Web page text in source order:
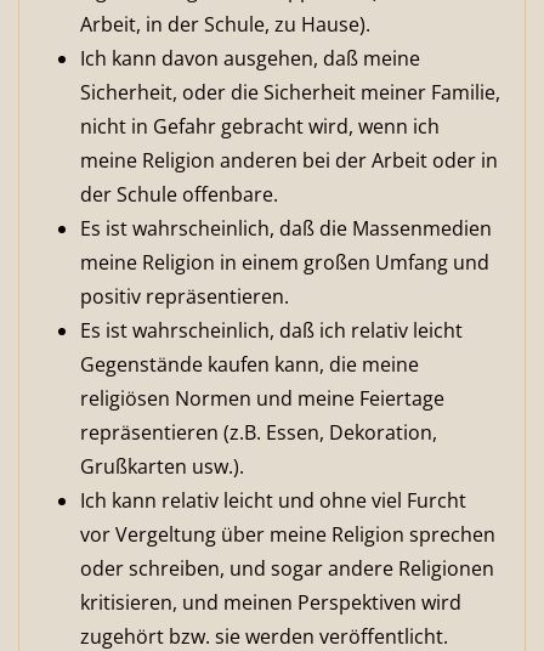
Arbeit, in der Schule, zu Hause).
Ich kann davon ausgehen, daß meine
Sicherheit, oder die Sicherheit meiner Familie,
nicht in Gefahr gebracht wird, wenn ich
meine Religion anderen bei der Arbeit oder in
der Schule offenbare.
Es ist wahrscheinlich, daß die Massenmedien
meine Religion in einem großen Umfang und
positiv repräsentieren.
Es ist wahrscheinlich, daß ich relativ leicht
Gegenstände kaufen kann, die meine
religiösen Normen und meine Feiertage
repräsentieren (z.B. Essen, Dekoration,
Grußkarten usw.).
Ich kann relativ leicht und ohne viel Furcht
vor Vergeltung über meine Religion sprechen
oder schreiben, und sogar andere Religionen
kritisieren, und meinen Perspektiven wird
zugehört bzw. sie werden veröffentlicht.